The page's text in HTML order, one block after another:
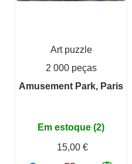
Art puzzle
2 000 peças
Amusement Park, Paris
Em estoque (2)
15,00 €